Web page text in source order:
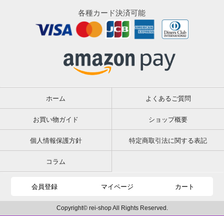
各種カード決済可能
ホーム よくあるご質問
お買い物ガイド ショップ概要
個人情報保護方針 特定商取引法に関する表記
コラム
会員登録 マイページ カート
Copyright© rei-shop All Rights Reserved.